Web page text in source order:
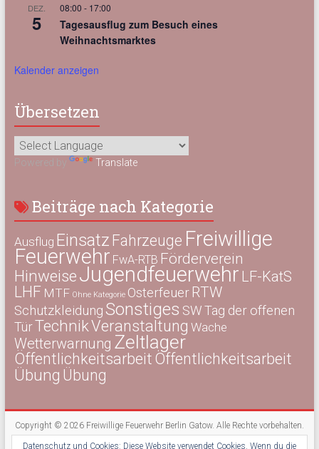
DEZ.
5
08:00 - 17:00
Tagesausflug zum Besuch eines
Weihnachtsmarktes
Kalender anzeigen
Übersetzen
Powered by Translate
Beiträge nach Kategorie
Ausflug Einsatz Fahrzeuge Freiwillige
Feuerwehr FwA-RTB Förderverein
HinweiseJugendfeuerwehr LF-KatS
LHF MTF Ohne Kategorie Osterfeuer RTW
SchutzkleidungSonstiges SWTag der offenen
TürTechnikVeranstaltung Wache
Wetterwarnung Zeltlager
Öffentlichkeitsarbeit Öffentlichkeitsarbeit
Übung Übung
Copyright © 2026 Freiwillige Feuerwehr Berlin Gatow. Alle Rechte vorbehalten.
Datenschutz und Cookies: Diese Website verwendet Cookies. Wenn du die